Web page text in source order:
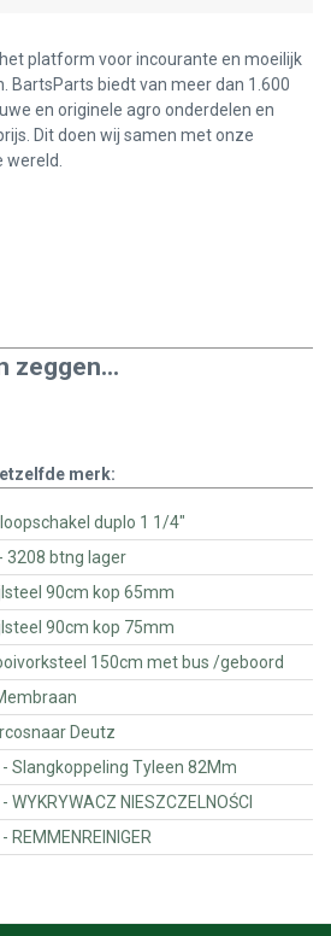
platform voor incourante en moeilijk
BartsParts biedt van meer dan 1.600
en originele agro onderdelen en
Dit doen wij samen met onze
zeggen...
merk:
- 31905 - Verloopschakel duplo 1 1/4"
Unbranded - 3208BTNG - 3208 btng lager
- 321090 - Bijlsteel 90cm kop 65mm
- 321210 - Bijlsteel 90cm kop 75mm
- 320350 - Hooivorksteel 150cm met bus /geboord
- 3213042 - Membraan
- 319790 - Aircosnaar Deutz
Unbranded - 318708200 - Slangkoppeling Tyleen 82Mm
Unbranded - 320320121 - WYKRYWACZ NIESZCZELNOŚCI
Unbranded - 320320024 - REMMENREINIGER